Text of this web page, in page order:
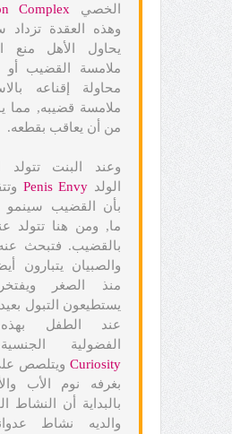
الخصي Complex
وهذه العقدة تزداد
يحاول الأهل منع
ملامسة القضيب أو
محاولة إقناعه
ملامسة قضيبه, مما
من أن يعاقب بقطعه.
وعند البنت تتولد
الولد Penis Envy
بأن القضيب سينمو
ما, ومن هنا تتولد
بالقضيب. فتبحث عنه
والصبيان يتبارون
منذ الصغر
يستطيعون التبول
عند الطفل بهذه
الفضولية
Curiosity ويتلصص
بغرفه نوم الأب
بالبداية أن النشاط
والديه نشاط